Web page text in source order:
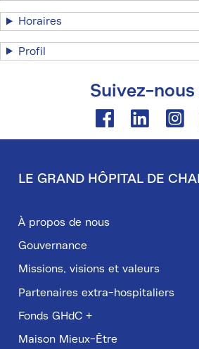
Horaires
Profil
Suivez-nous
FacebookLinkedin
de
page
LE GRAND HÔPITAL DE
À propos de nous
Gouvernance
Missions, visions et valeurs
Partenaires extra-hospitaliers
Fonds GHdC +
Maison Mieux-Être